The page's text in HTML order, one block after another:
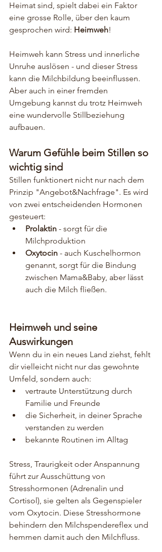
Heimat sind, spielt dabei ein Faktor
eine grosse Rolle, über den kaum
gesprochen wird: Heimweh!
Heimweh kann Stress und innerliche
Unruhe auslösen - und dieser Stress
kann die Milchbildung beeinflussen.
Aber auch in einer fremden
Umgebung kannst du trotz Heimweh
eine wundervolle Stillbeziehung
aufbauen.
Warum Gefühle beim Stillen so
wichtig sind
Stillen funktionert nicht nur nach dem
Prinzip "Angebot&Nachfrage". Es wird
von zwei entscheidenden Hormonen
gesteuert:
Prolaktin - sorgt für die
Milchproduktion
Oxytocin - auch Kuschelhormon
genannt, sorgt für die Bindung
zwischen Mama&Baby, aber lässt
auch die Milch fließen.
Heimweh und seine
Auswirkungen
Wenn du in ein neues Land ziehst, fehlt
dir vielleicht nicht nur das gewohnte
Umfeld, sondern auch:
vertraute Unterstützung durch
Familie und Freunde
die Sicherheit, in deiner Sprache
verstanden zu werden
bekannte Routinen im Alltag
Stress, Traurigkeit oder Anspannung
führt zur Ausschüttung von
Stresshormonen (Adrenalin und
Cortisol), sie gelten als Gegenspieler
vom Oxytocin. Diese Stresshormone
behindern den Milchspendereflex und
hemmen damit auch den Milchfluss.